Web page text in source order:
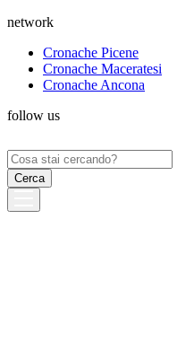
network
Cronache Picene
Cronache Maceratesi
Cronache Ancona
follow us
Ricerca
per: